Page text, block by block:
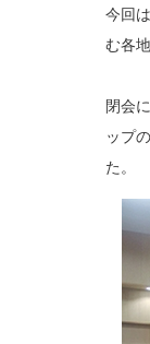
今回
む各
閉会
ップ
た。